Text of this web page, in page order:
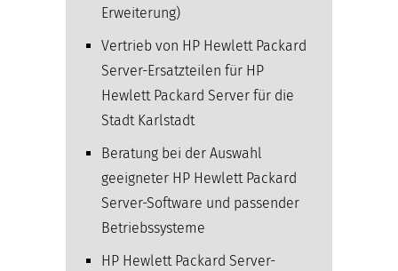
Erweiterung)
Vertrieb von HP Hewlett Packard
Server-Ersatzteilen für HP
Hewlett Packard Server für die
Stadt Karlstadt
Beratung bei der Auswahl
geeigneter HP Hewlett Packard
Server-Software und passender
Betriebssysteme
HP Hewlett Packard Server-